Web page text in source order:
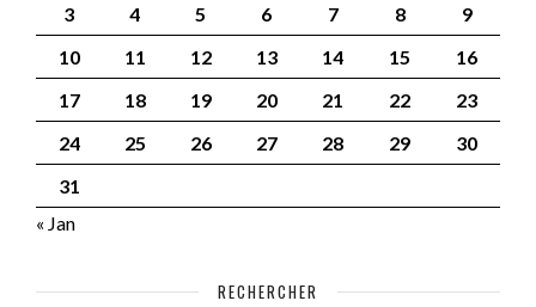
3
4 5 6 7 8
9
10
11 12 13 14 15
16
17
18 19 20 21 22
23
24
25 26 27 28 29
30
31
« Jan
RECHERCHER